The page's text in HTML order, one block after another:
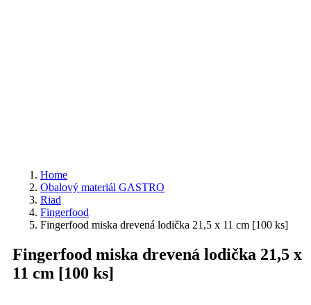
Home
Obalový materiál GASTRO
Riad
Fingerfood
Fingerfood miska drevená lodička 21,5 x 11 cm [100 ks]
Fingerfood miska drevená lodička 21,5 x
11 cm [100 ks]